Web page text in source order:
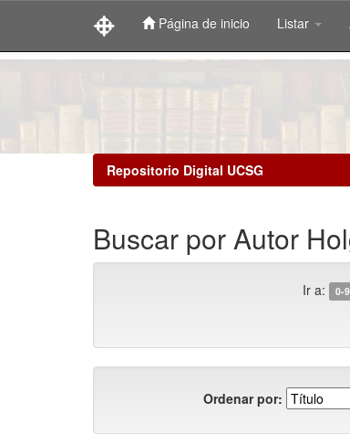
Página de inicio Listar
Repositorio Digital UCSG
Buscar por Autor
Ir a: 0-9
Ordenar por: